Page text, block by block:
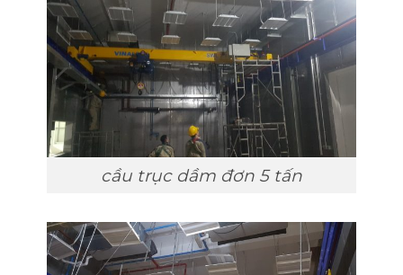
cầu trục dầm đơn 5 tấn